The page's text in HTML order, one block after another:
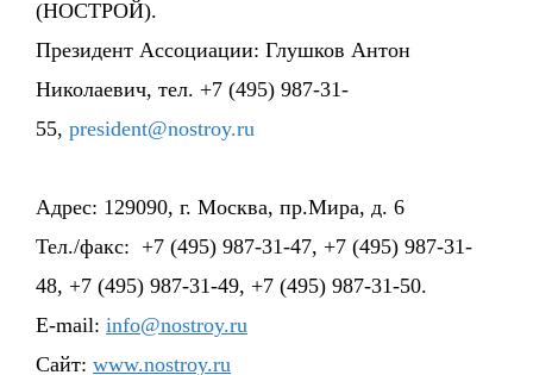
(НОСТРОЙ).
Президент Ассоциации: Глушков Антон
Николаевич, тел. +7 (495) 987-31-
55, president@nostroy.ru
Адрес: 129090, г. Москва, пр.Мира, д. 6
Тел./факс: +7 (495) 987-31-47, +7 (495) 987-31-
48, +7 (495) 987-31-49, +7 (495) 987-31-50.
E-mail: info@nostroy.ru
Сайт: www.nostroy.ru